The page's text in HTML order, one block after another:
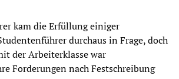
kam die Erfüllung einiger
durchaus in Frage, doch
der Arbeiterklasse war
Forderungen nach Festschreibung